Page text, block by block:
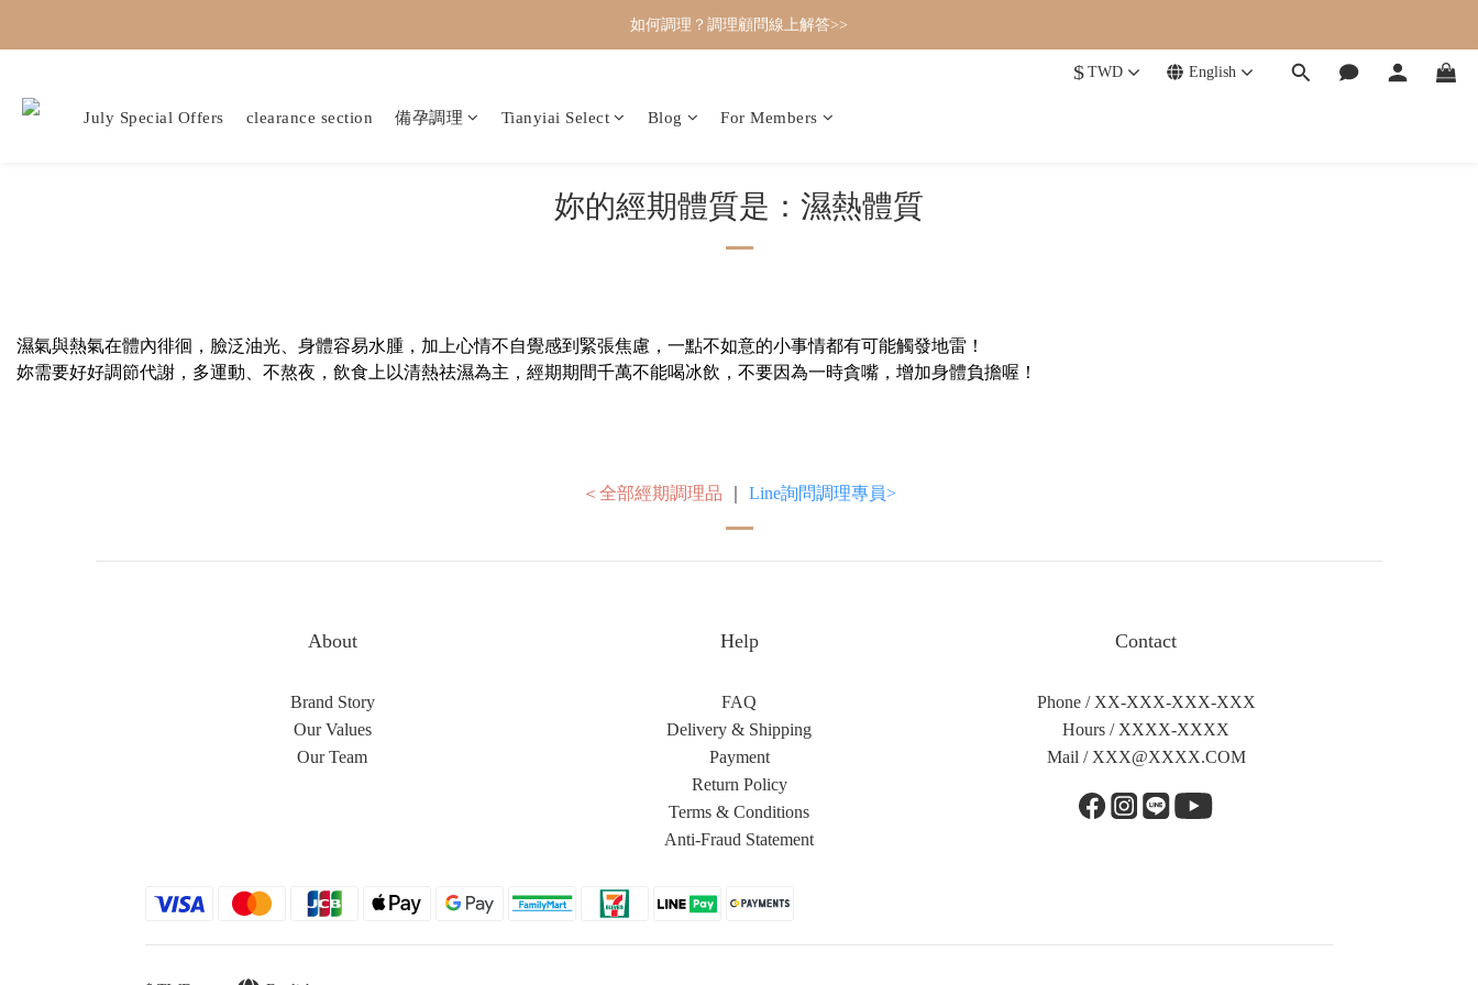
如何調理？調理顧問線上解答>>
$ TWD English
July Special Offers clearance section 備孕調理 Tianyiai Select Blog For Members
妳的經期體質是：濕熱體質
濕氣與熱氣在體內徘徊，臉泛油光、身體容易水腫，加上心情不自覺感到緊張焦慮，一點不如意的小事情都有可能觸發地雷！
妳需要好好調節代謝，多運動、不熬夜，飲食上以清熱祛濕為主，經期期間千萬不能喝冰飲，不要因為一時貪嘴，增加身體負擔喔！
＜全部經期調理品 Line詢問調理專員>
About
Brand Story
Our Values
Our Team
Help
FAQ
Delivery & Shipping
Payment
Return Policy
Terms & Conditions
Anti-Fraud Statement
Contact
Phone / XX-XXX-XXX-XXX
Hours / XXXX-XXXX
Mail / XXX@XXXX.COM